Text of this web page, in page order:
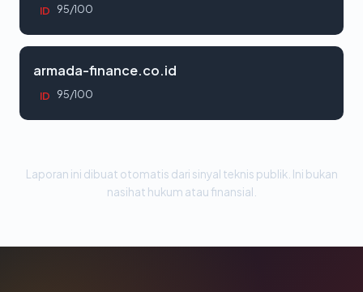
ID 95/100
armada-finance.co.id
ID 95/100
Laporan ini dibuat otomatis dari sinyal teknis publik. Ini bukan
nasihat hukum atau finansial.